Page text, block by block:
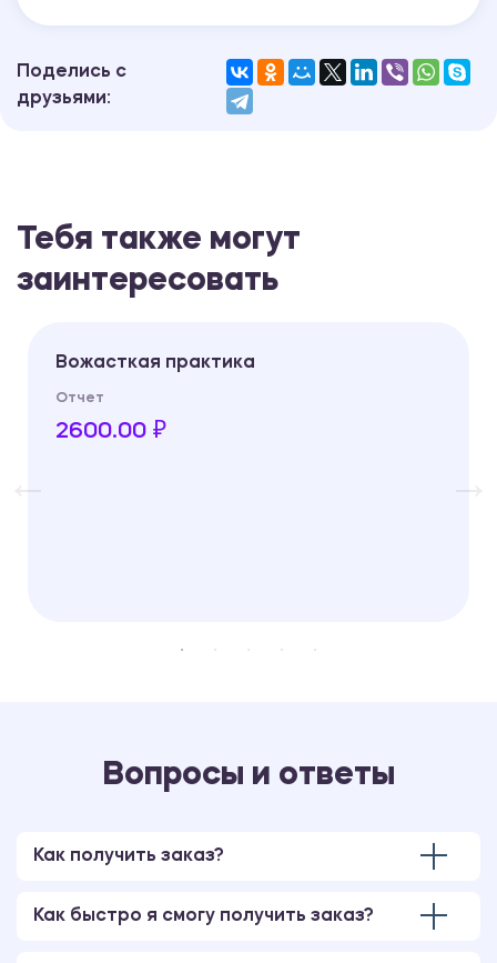
Поделись с
друзьями:
Тебя также могут
заинтересовать
Вожасткая практика
Отчет
2600.00 ₽
Вопросы и ответы
Как получить заказ?
Как быстро я смогу получить заказ?